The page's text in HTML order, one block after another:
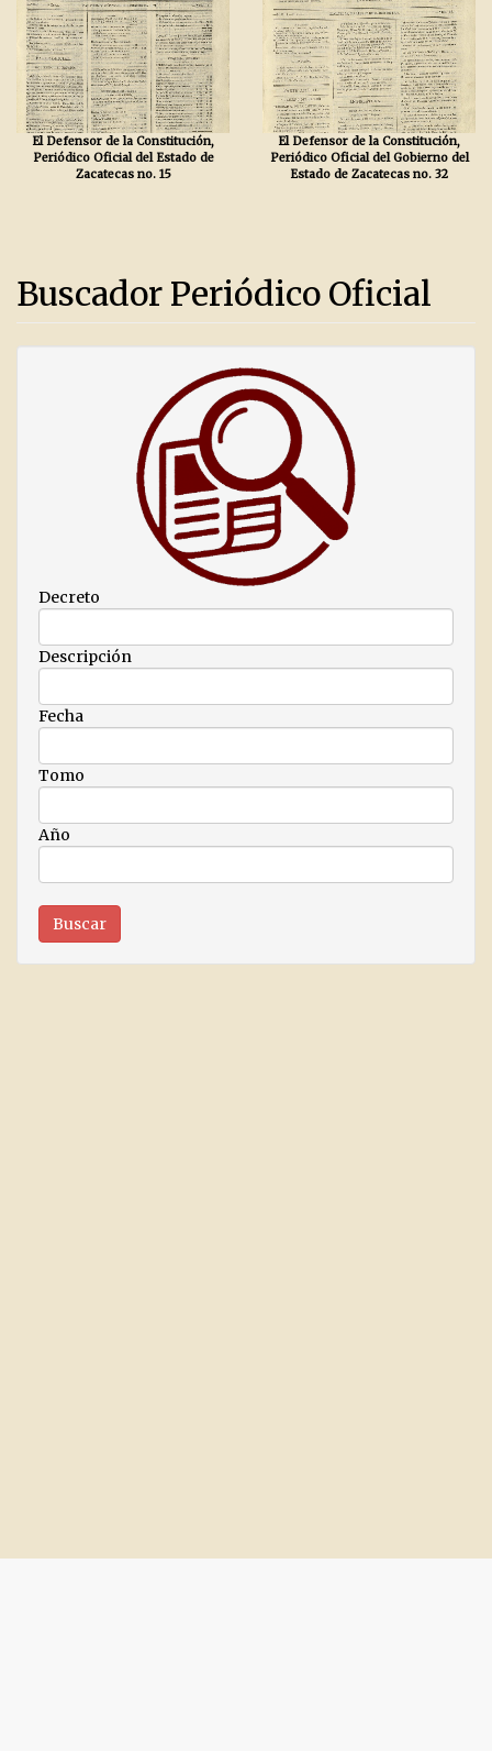
El Defensor de la Constitución,
Periódico Oficial del Estado de
Zacatecas no. 15
El Defensor de la Constitución,
Periódico Oficial del Gobierno del
Estado de Zacatecas no. 32
Buscador Periódico Oficial
Decreto
Descripción
Fecha
Tomo
Año